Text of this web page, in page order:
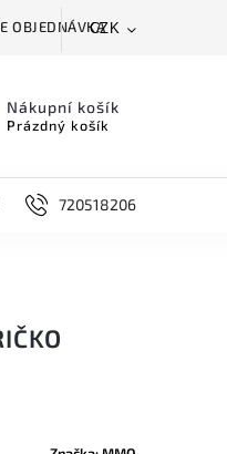
OBJEDNÁVKACZK
Nákupní košík
Prázdný košík
DOPLŇKY720518206